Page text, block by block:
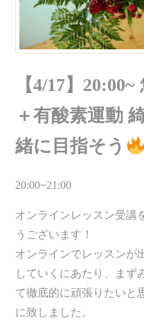
【4/17】
＋有酸素運動
緒に目指そう
20:00~21:00
オンラインレッスン受講
うございます！
オンラインでレッスンが
していくにあたり、まず
て徹底的に頑張りたいと
に致しました。